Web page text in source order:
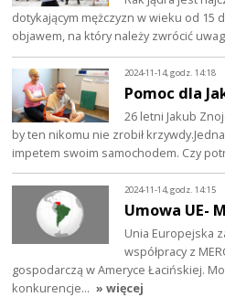
dotykającym mężczyzn w wieku od 15
objawem, na który należy zwrócić
2024-11-14, godz. 14:18
Pomoc dla
26 letni Jakub
by ten nikomu nie zrobił
impetem swoim samochodem. Czy
2024-11-14, godz. 14:15
Umowa UE-
Unia Europejska
współpracy z
gospodarczą w Ameryce Łacińskiej.
konkurencje… » więcej